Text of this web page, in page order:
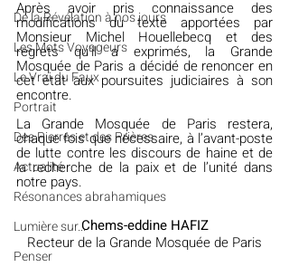
De la Révélation à nos jours
Les Mots Voyageurs
Le Vrai du Faux
Portrait
Des Pierres et des Prières
Actualité
Résonances abrahamiques
Lumière sur...
Penser
Après avoir pris connaissance des
modifications du texte apportées par
Monsieur Michel Houellebecq et des
regrets qu’il a exprimés, la Grande
Mosquée de Paris a décidé de renoncer en
cet état aux poursuites judiciaires à son
encontre.
La Grande Mosquée de Paris restera,
chaque fois que nécessaire, à l’avant-poste
de lutte contre les discours de haine et de
la recherche de la paix et de l’unité dans
notre pays.
Chems-eddine HAFIZ
Recteur de la Grande Mosquée de Paris